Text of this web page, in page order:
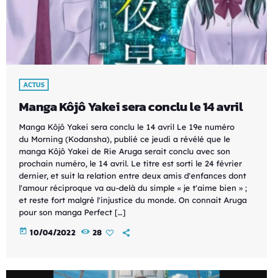
ACTUS
Manga Kôjô Yakei sera conclu le 14 avril
Manga Kôjô Yakei sera conclu le 14 avril Le 19e numéro
du Morning (Kodansha), publié ce jeudi a révélé que le
manga Kôjô Yakei de Rie Aruga serait conclu avec son
prochain numéro, le 14 avril. Le titre est sorti le 24 février
dernier, et suit la relation entre deux amis d'enfances dont
l'amour réciproque va au-delà du simple « je t'aime bien » ;
et reste fort malgré l'injustice du monde. On connait Aruga
pour son manga Perfect […]
today 10/04/2022 28